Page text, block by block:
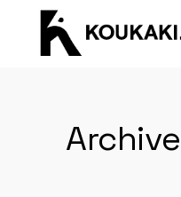
Archive